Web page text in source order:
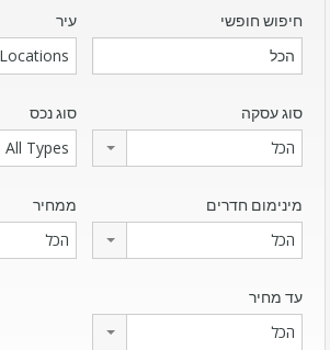
חיפוש חופשי עיר
סוג עסקה
הכל
סוג נכס
All Types
מינימום חדרים
הכל
ממחיר
הכל
עד מחיר
הכל